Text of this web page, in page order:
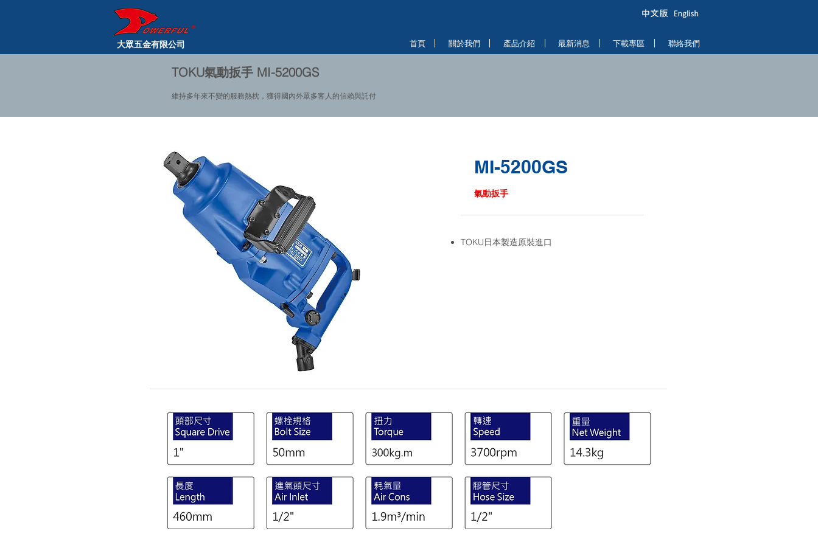
大眾五金有限公司 首頁 關於我們 產品介紹 最新消息 下載專區 聯絡我們
TOKU氣動扳手 MI-5200GS
維持多年來不變的服務熱枕，獲得國內外眾多客人的信賴與託付
MI-5200GS
氣動扳手
TOKU日本製造原裝進口